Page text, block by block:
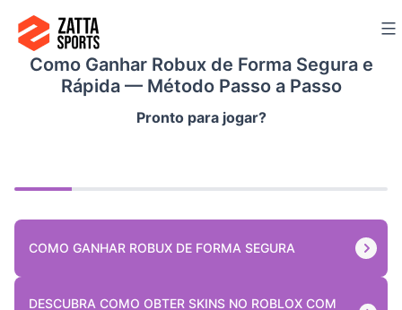
para
conteúdo
Como Ganhar Robux de Forma Segura e
Rápida — Método Passo a Passo
Pronto para jogar?
COMO GANHAR ROBUX DE FORMA SEGURA
DESCUBRA COMO OBTER SKINS NO ROBLOX COM